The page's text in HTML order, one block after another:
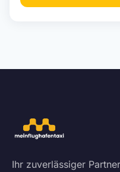
Ihr zuverlässiger